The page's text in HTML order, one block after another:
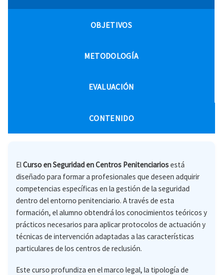
OBJETIVOS
METODOLOGÍA
EVALUACIÓN
CONTENIDO
ElCurso en Seguridad en Centros Penitenciariosestá
diseñado para formar a profesionales que deseen adquirir
competencias específicas en la gestión de la seguridad
dentro del entorno penitenciario. A través de esta
formación, el alumno obtendrá los conocimientos teóricos y
prácticos necesarios para aplicar protocolos de actuación y
técnicas de intervención adaptadas a las características
particulares de los centros de reclusión.
Este curso profundiza en el marco legal, la tipología de